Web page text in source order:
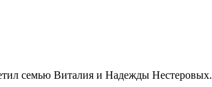
семью Виталия и Надежды Нестеровых.